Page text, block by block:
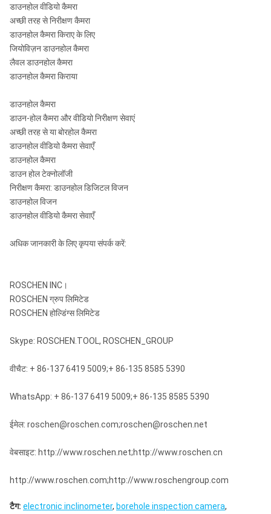
डाउनहोल वीडियो कैमरा
अच्छी तरह से निरीक्षण कैमरा
डाउनहोल कैमरा किराए के लिए
जियोविज़न डाउनहोल कैमरा
लैवल डाउनहोल कैमरा
डाउनहोल कैमरा किराया
डाउनहोल कैमरा
डाउन-होल कैमरा और वीडियो निरीक्षण सेवाएं
अच्छी तरह से या बोरहोल कैमरा
डाउनहोल वीडियो कैमरा सेवाएँ
डाउनहोल कैमरा
डाउन होल टेक्नोलॉजी
निरीक्षण कैमरा: डाउनहोल डिजिटल विजन
डाउनहोल विजन
डाउनहोल वीडियो कैमरा सेवाएँ
अधिक जानकारी के लिए कृपया संपर्क करें:
ROSCHEN INC।
ROSCHEN ग्रुप लिमिटेड
ROSCHEN होल्डिंग्स लिमिटेड
Skype: ROSCHEN.TOOL, ROSCHEN_GROUP
वीचैट: + 86-137 6419 5009;+ 86-135 8585 5390
WhatsApp: + 86-137 6419 5009;+ 86-135 8585 5390
ईमेल: roschen@roschen.com;roschen@roschen.net
वेबसाइट: http://www.roschen.net;http://www.roschen.cn
http://www.roschen.com;http://www.roschengroup.com
टैग: electronic inclinometer, borehole inspection camera,